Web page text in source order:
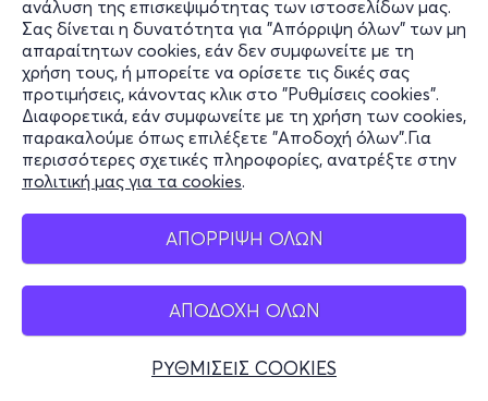
ανάλυση της επισκεψιμότητας των ιστοσελίδων μας.
Σας δίνεται η δυνατότητα για "Απόρριψη όλων" των μη
απαραίτητων cookies, εάν δεν συμφωνείτε με τη
χρήση τους, ή μπορείτε να ορίσετε τις δικές σας
προτιμήσεις, κάνοντας κλικ στο "Ρυθμίσεις cookies".
Διαφορετικά, εάν συμφωνείτε με τη χρήση των cookies,
παρακαλούμε όπως επιλέξετε "Αποδοχή όλων".Για
περισσότερες σχετικές πληροφορίες, ανατρέξτε στην
πολιτική μας για τα cookies.
ΑΠΟΡΡΙΨΗ ΟΛΩΝ
ΑΠΟΔΟΧΗ ΟΛΩΝ
ΡΥΘΜΙΣΕΙΣ COOKIES